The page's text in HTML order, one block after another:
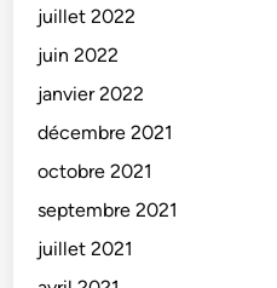
juillet 2022
juin 2022
janvier 2022
décembre 2021
octobre 2021
septembre 2021
juillet 2021